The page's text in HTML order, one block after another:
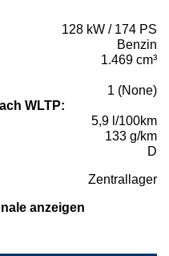
128 kW / 174 PS
Benzin
1.469 cm³
1 (None)
WLTP:
5,9 l/100km
133 g/km
D
Zentrallager
anzeigen